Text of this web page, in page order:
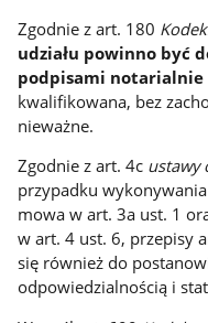
Zgodnie z art. 180
udziału powinno być
podpisami notarialnie
kwalifikowana, bez
nieważne.
Zgodnie z art. 4c ustawy
przypadku
mowa w art. 3a ust. 1
w art. 4 ust. 6, przepisy
się również do
odpowiedzialnością i